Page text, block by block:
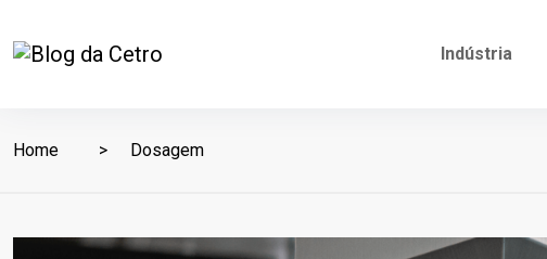
Indústria
Home Dosagem